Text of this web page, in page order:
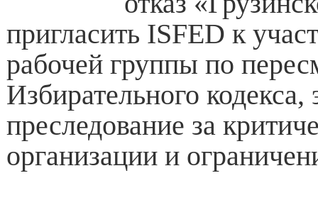
пригласить ISFED к
рабочей группы по
Избирательного кодекса,
преследование за
организации и